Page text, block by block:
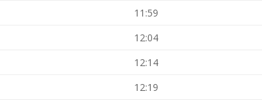
11:59
12:04
12:14
12:19